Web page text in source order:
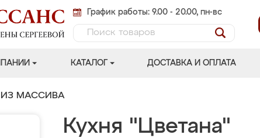
График работы: 9.00 - 20.00, пн-вс
КАТАЛОГ ДОСТАВКА И ОПЛАТА
ИЗ МАССИВА
Кухня "Цветана"